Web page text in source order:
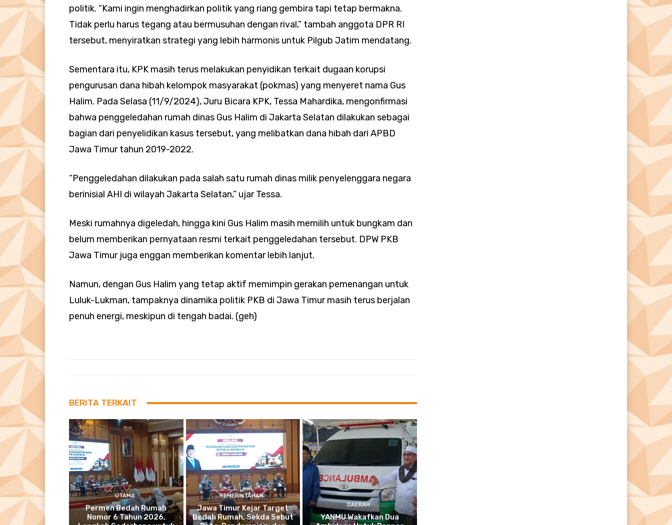
politik. “Kami ingin menghadirkan politik yang riang gembira tapi tetap bermakna.
Tidak perlu harus tegang atau bermusuhan dengan rival,” tambah anggota DPR RI
tersebut, menyiratkan strategi yang lebih harmonis untuk Pilgub Jatim mendatang.
Sementara itu, KPK masih terus melakukan penyidikan terkait dugaan korupsi
pengurusan dana hibah kelompok masyarakat (pokmas) yang menyeret nama Gus
Halim. Pada Selasa (11/9/2024), Juru Bicara KPK, Tessa Mahardika, mengonfirmasi
bahwa penggeledahan rumah dinas Gus Halim di Jakarta Selatan dilakukan sebagai
bagian dari penyelidikan kasus tersebut, yang melibatkan dana hibah dari APBD
Jawa Timur tahun 2019-2022.
“Penggeledahan dilakukan pada salah satu rumah dinas milik penyelenggara negara
berinisial AHI di wilayah Jakarta Selatan,” ujar Tessa.
Meski rumahnya digeledah, hingga kini Gus Halim masih memilih untuk bungkam dan
belum memberikan pernyataan resmi terkait penggeledahan tersebut. DPW PKB
Jawa Timur juga enggan memberikan komentar lebih lanjut.
Namun, dengan Gus Halim yang tetap aktif memimpin gerakan pemenangan untuk
Luluk-Lukman, tampaknya dinamika politik PKB di Jawa Timur masih terus berjalan
penuh energi, meskipun di tengah badai. (geh)
BERITA TERKAIT
UTAMA
Permen Bedah Rumah
Nomor 6 Tahun 2026,
PEMERINTAHAN
Jawa Timur Kejar Target
Bedah Rumah, Sekda Sebut
DAERAH
YANMU Wakafkan Dua